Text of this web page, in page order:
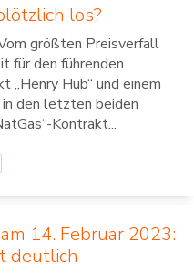
los?
größten Preisverfall
für den führenden
„Henry Hub“ und einem
in den letzten beiden
Kontrakt...
14. Februar 2023:
deutlich